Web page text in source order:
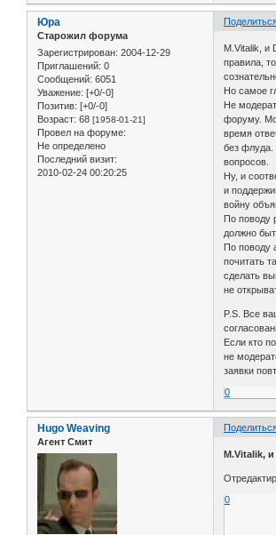
Юра
Старожил форума
Зарегистрирован: 2004-12-29
Приглашений: 0
Сообщений: 6051
Уважение: [+0/-0]
Позитив: [+0/-0]
Возраст: 68 [1958-01-21]
Провел на форуме:
Не определено
Последний визит:
2010-02-24 00:20:25
M.Vitalik, и
правила,
Но самое
Не
форуму.
время
без флуда.
вопросов.
Ну, и
и
войну
По поводу
должно
По поводу
почитать
сделать
не
P.S. Все
Если кто
не
заявки
0
Hugo Weaving
Агент Смит
M.Vitalik,
0